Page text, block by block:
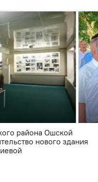
района Ошской
нового здания